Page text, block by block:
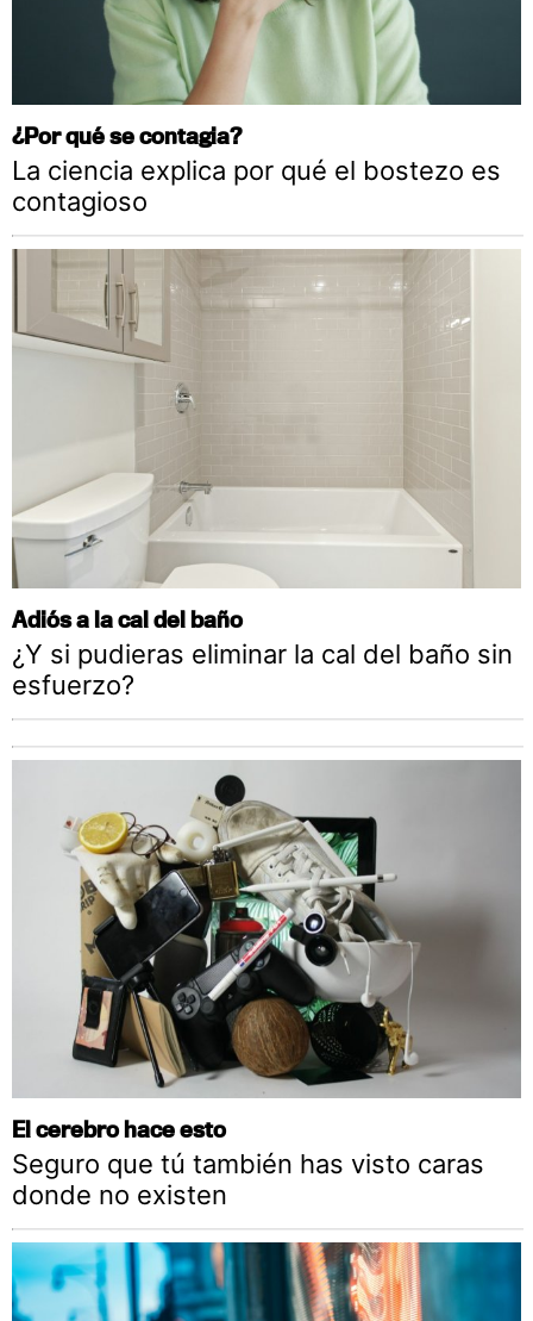
¿Por qué se contagia?
La ciencia explica por qué el bostezo es
contagioso
Adiós a la cal del baño
¿Y si pudieras eliminar la cal del baño sin
esfuerzo?
El cerebro hace esto
Seguro que tú también has visto caras
donde no existen